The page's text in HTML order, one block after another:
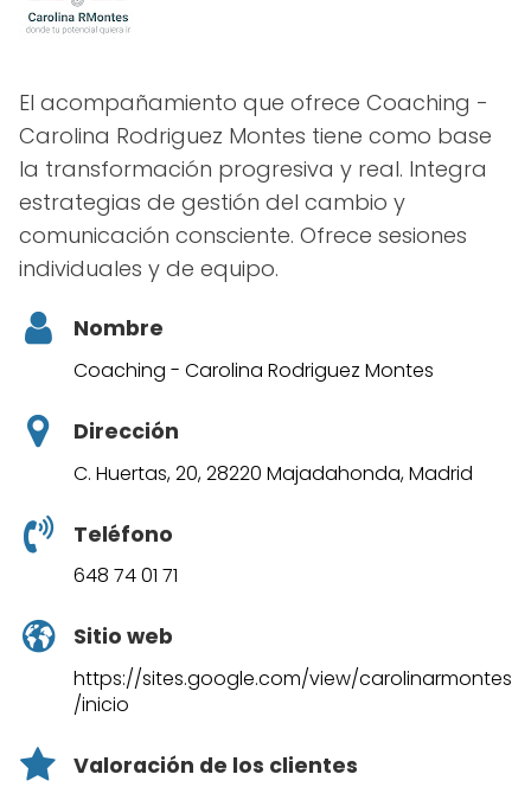
El acompañamiento que ofrece Coaching -
Carolina Rodriguez Montes tiene como base
la transformación progresiva y real. Integra
estrategias de gestión del cambio y
comunicación consciente. Ofrece sesiones
individuales y de equipo.
Nombre
Coaching - Carolina Rodriguez Montes
Dirección
C. Huertas, 20, 28220 Majadahonda, Madrid
Teléfono
648 74 01 71
Sitio web
https://sites.google.com/view/carolinarmontes
/inicio
Valoración de los clientes